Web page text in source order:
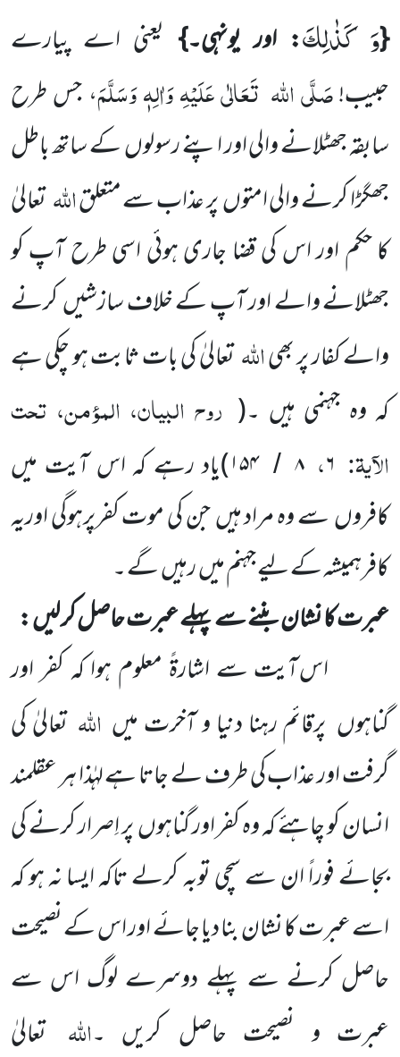
{وَ كَذٰلِكَ: اور یونہی۔} یعنی اے پیارے
حبیب!صَلَّی اللہ تَعَالٰی عَلَیْہِ وَاٰلِہٖ وَسَلَّمَ، جس طرح
سابقہ جھٹلانے والی اور اپنے رسولوں کے ساتھ باطل
جھگڑا کرنے والی امتوں پر عذاب سے متعلقاللہتعالیٰ
کا حکم اور اس کی قضا جاری ہوئی اسی طرح آپ کو
جھٹلانے والے اور آپ کے خلاف سازشیں کرنے
والے کفار پر بھیاللہتعالیٰ کی بات ثابت ہو چکی ہے
کہ وہ جہنمی ہیں ۔( روح البیان، المؤمن، تحت
الآیۃ: ۶، ۸/۱۵۴)یاد رہے کہ اس آیت میں
کافروں سے وہ مراد ہیں جن کی موت کفرپرہوگی اوریہ
کافرہمیشہ کے لیے جہنم میں رہیں گے ۔
عبرت کا نشان بننے سے پہلے عبرت حاصل کر لیں :
اس آیت سے اشارۃً معلوم ہوا کہ کفر اور
گناہوں پرقائم رہنا دنیا و آخرت میں اللہ تعالیٰ کی
گرفت اور عذاب کی طرف لے جاتا ہے لہٰذا ہر عقلمند
انسان کو چاہئے کہ وہ کفر اور گناہوں پر اِصرار کرنے کی
بجائے فوراً ان سے سچی توبہ کرلے تاکہ ایسا نہ ہو کہ
اسے عبرت کا نشان بنا دیا جائے اور اس کے نصیحت
حاصل کرنے سے پہلے دوسرے لوگ اس سے
عبرت و نصیحت حاصل کریں ۔اللہ تعالیٰ